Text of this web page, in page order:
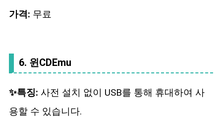
가격: 무료
6. 윈CDEmu
✨특징: 사전 설치 없이 USB를 통해 휴대하여 사
용할 수 있습니다.